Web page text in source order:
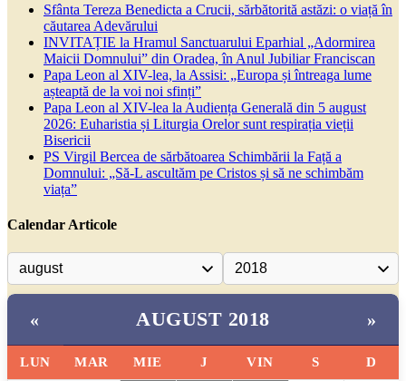
Sfânta Tereza Benedicta a Crucii, sărbătorită astăzi: o viață în
căutarea Adevărului
INVITAȚIE la Hramul Sanctuarului Eparhial „Adormirea
Maicii Domnului” din Oradea, în Anul Jubiliar Franciscan
Papa Leon al XIV-lea, la Assisi: „Europa și întreaga lume
așteaptă de la voi noi sfinți”
Papa Leon al XIV-lea la Audiența Generală din 5 august
2026: Euharistia și Liturgia Orelor sunt respirația vieții
Bisericii
PS Virgil Bercea de sărbătoarea Schimbării la Față a
Domnului: „Să-L ascultăm pe Cristos și să ne schimbăm
viața”
Calendar Articole
« AUGUST 2018 »
LUN MAR MIE J VIN S D